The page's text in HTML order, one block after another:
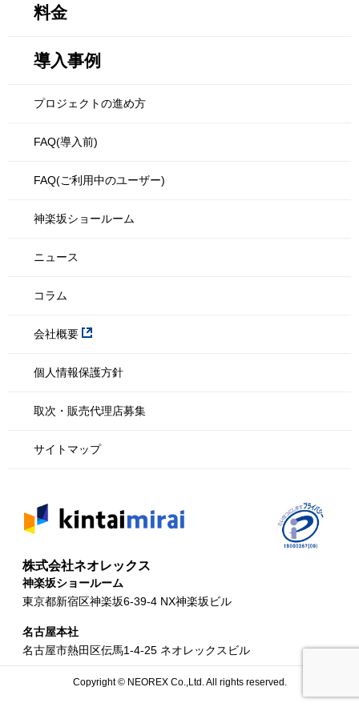
料金
導入事例
プロジェクトの進め方
FAQ(導入前)
FAQ(ご利用中のユーザー)
神楽坂ショールーム
ニュース
コラム
会社概要
個人情報保護方針
取次・販売代理店募集
サイトマップ
株式会社ネオレックス
神楽坂ショールーム
東京都新宿区神楽坂6-39-4 NX神楽坂ビル
名古屋本社
名古屋市熱田区伝馬1-4-25 ネオレックスビル
Copyright © NEOREX Co.,Ltd. All rights reserved.